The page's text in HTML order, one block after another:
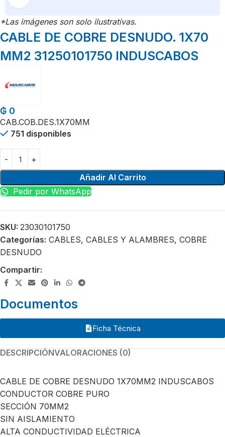
*Las imágenes son solo ilustrativas.
CABLE DE COBRE DESNUDO. 1X70
MM2 31250101750 INDUSCABOS
₲ 0
CAB.COB.DES.1X70MM
751 disponibles
Añadir Al Carrito
Pedir por WhatsApp
SKU: 23030101750
Categorías: CABLES, CABLES Y ALAMBRES, COBRE
DESNUDO
Compartir:
Documentos
Ficha Técnica
DESCRIPCIÓNVALORACIONES (0)
CABLE DE COBRE DESNUDO 1X70MM2 INDUSCABOS
CONDUCTOR COBRE PURO
SECCIÓN 70MM2
SIN AISLAMIENTO
ALTA CONDUCTIVIDAD ELÉCTRICA